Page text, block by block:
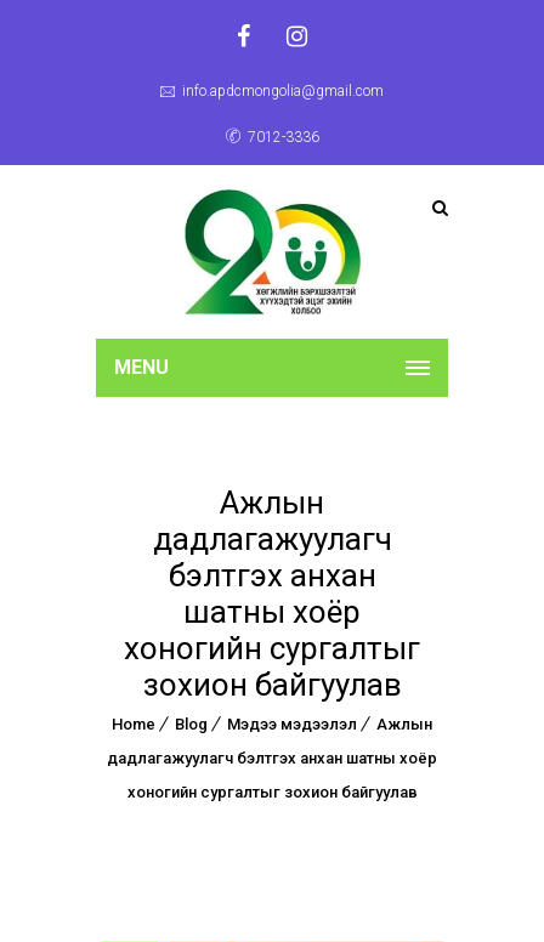
info.apdcmongolia@gmail.com
7012-3336
MENU
Ажлын
дадлагажуулагч
бэлтгэх анхан
шатны хоёр
хоногийн сургалтыг
зохион байгуулав
Home Blog Мэдээ мэдээлэл
Ажлын
дадлагажуулагч бэлтгэх анхан шатны хоёр
хоногийн сургалтыг зохион байгуулав